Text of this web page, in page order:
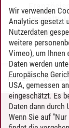
Timo Leder/
KONTAKT
Wir verwenden
Analytics gesetzt
Nutzerdaten
weitere
Vimeo), um Ihnen
Daten werden
Europäische
USA, gemessen
eingeschätzt. Es
Daten dann durch
Wenn Sie auf